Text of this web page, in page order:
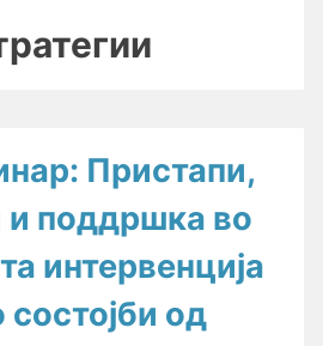
за
Пристапи,
и поддршка во
интервенција
состојби од